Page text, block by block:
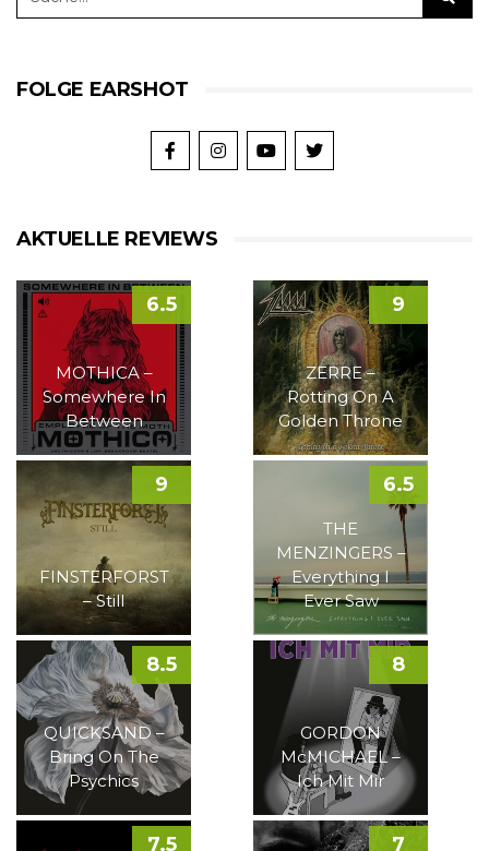
FOLGE EARSHOT
AKTUELLE REVIEWS
MOTHICA –
Somewhere In
Between
6.5
ZERRE –
Rotting On A
Golden Throne
9
FINSTERFORST
– Still
9
THE
MENZINGERS –
Everything I
Ever Saw
6.5
QUICKSAND –
Bring On The
Psychics
8.5
GORDON
McMICHAEL –
Ich Mit Mir
8
7.5 7